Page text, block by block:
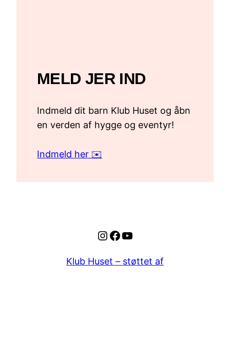
MELD JER IND
Indmeld dit barn Klub Huset og åbn
en verden af hygge og eventyr!
Indmeld her ✉️
Instagram
Facebook
YouTube
Klub Huset – støttet af